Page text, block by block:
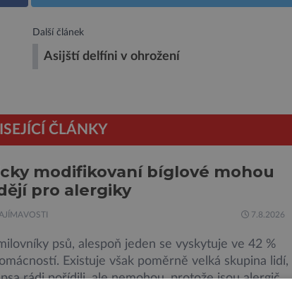
Další článek
Asijští delfíni v ohrožení
ČLÁNKY
modifikovaní bíglové mohou
pro alergiky
7.8.2026
psů, alespoň jeden se vyskytuje ve 42 %
Existuje však poměrně velká skupina lidí,
rádi pořídili, ale nemohou, protože jsou alergičtí.